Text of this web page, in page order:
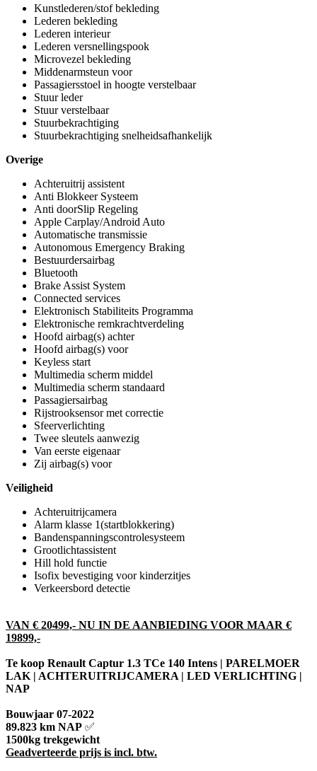
Kunstlederen/stof bekleding
Lederen bekleding
Lederen interieur
Lederen versnellingspook
Microvezel bekleding
Middenarmsteun voor
Passagiersstoel in hoogte verstelbaar
Stuur leder
Stuur verstelbaar
Stuurbekrachtiging
Stuurbekrachtiging snelheidsafhankelijk
Overige
Achteruitrij assistent
Anti Blokkeer Systeem
Anti doorSlip Regeling
Apple Carplay/Android Auto
Automatische transmissie
Autonomous Emergency Braking
Bestuurdersairbag
Bluetooth
Brake Assist System
Connected services
Elektronisch Stabiliteits Programma
Elektronische remkrachtverdeling
Hoofd airbag(s) achter
Hoofd airbag(s) voor
Keyless start
Multimedia scherm middel
Multimedia scherm standaard
Passagiersairbag
Rijstrooksensor met correctie
Sfeerverlichting
Twee sleutels aanwezig
Van eerste eigenaar
Zij airbag(s) voor
Veiligheid
Achteruitrijcamera
Alarm klasse 1(startblokkering)
Bandenspanningscontrolesysteem
Grootlichtassistent
Hill hold functie
Isofix bevestiging voor kinderzitjes
Verkeersbord detectie
VAN € 20499,- NU IN DE AANBIEDING VOOR MAAR €
19899,-
Te koop Renault Captur 1.3 TCe 140 Intens | PARELMOER
LAK | ACHTERUITRIJCAMERA | LED VERLICHTING |
NAP
Bouwjaar 07-2022
89.823 km NAP ✅
1500kg trekgewicht
Geadverteerde prijs is incl. btw.